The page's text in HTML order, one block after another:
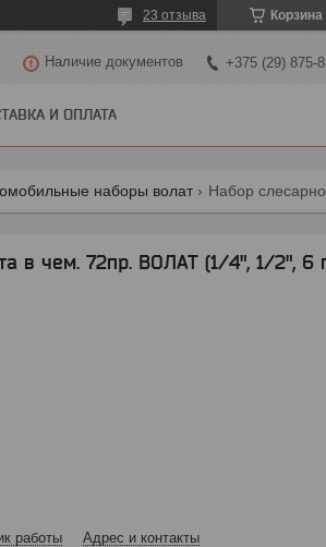
Корзина
23 отзыва
Наличие документов +375 (29) 875-
И ОПЛАТА
наборы волат
в чем. 72пр. ВОЛАТ (1/4", 1/2", 6
работы Адрес и контакты